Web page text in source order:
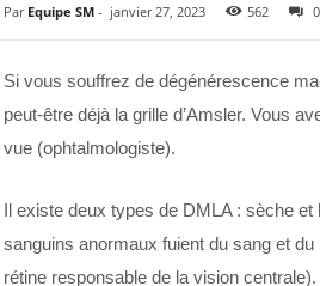
Par Equipe SM- janvier 27, 2023 562 0
Si vous souffrez de dégénérescence
peut-être déjà la grille d’Amsler. Vous
vue (ophtalmologiste).
Il existe deux types de DMLA : sèche
sanguins anormaux fuient du sang et
rétine responsable de la vision